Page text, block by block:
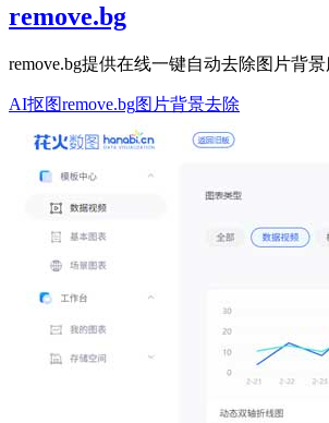
remove.bg
remove.bg提供在线一键自动去除图片背景
AI抠图remove.bg图片背景去除